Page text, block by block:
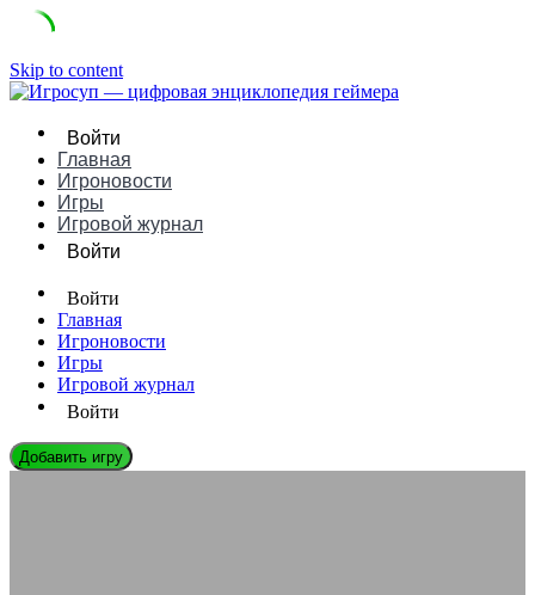
Skip to content
Войти
Главная
Игроновости
Игры
Игровой журнал
Войти
Войти
Главная
Игроновости
Игры
Игровой журнал
Войти
Добавить игру